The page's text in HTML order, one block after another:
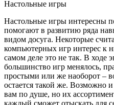
Настольные игры
Настольные игры интересны
помогают в развитию ряда
видом досуга. Некоторые
компьютерных игр интерес к
самом деле это не так. В ходе
большинство игр менялось,
простыми или же наоборот –
остается такой же. Возможно
вам по душе, но их
каждый сможет отыскать для